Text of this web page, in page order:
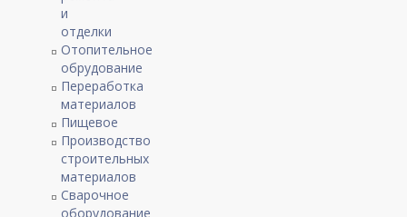
и
отделки
Отопительное
обрудование
Переработка
материалов
Пищевое
Производство
строительных
материалов
Сварочное
оборудование